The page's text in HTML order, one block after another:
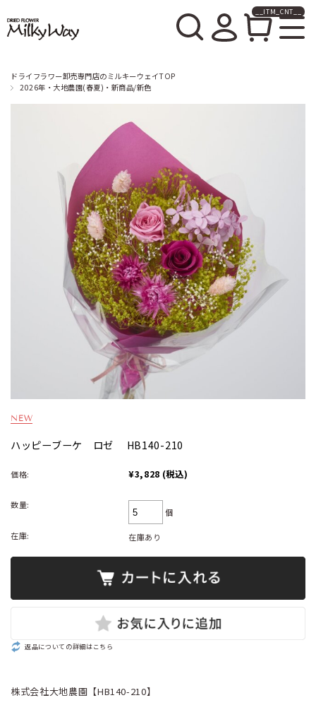
__ITM_CNT__
ドライフラワー卸売専門店のミルキーウェイTOP
2026年・大地農園(春夏)・新商品/新色
ハッピーブーケ ロゼ HB140-210
価格: ¥3,828 (税込)
数量:
個
在庫: 在庫あり
返品についての詳細はこちら
株式会社大地農園【HB140-210】